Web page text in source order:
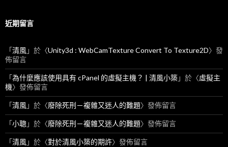
近期留言
「清風 」於〈Unity3d : WebCamTexture Convert To Texture2D〉發
佈留言
「為什麼應該使用具有 cPanel 的虛擬主機？ | 清風小築」於〈虛擬主
機〉發佈留言
「清風 」於〈廢除死刑－複雜又迷人的難題〉發佈留言
「小聰 」於〈廢除死刑－複雜又迷人的難題〉發佈留言
「清風 」於〈對於清風小築的期許〉發佈留言